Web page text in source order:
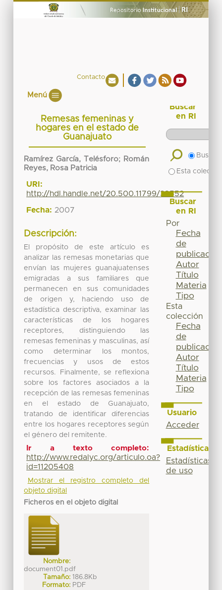
Contacto
Menú
Remesas femeninas y
hogares en el estado de
Guanajuato
Ramírez García, Telésforo; Román
Reyes, Rosa Patricia
URI:
http://hdl.handle.net/20.500.11799/38552
Fecha: 2007
Descripción:
El propósito de este artículo es
analizar las remesas monetarias que
envían las mujeres guanajuatenses
emigradas a sus familiares que
permanecen en sus comunidades
de origen y, haciendo uso de
estadística descriptiva, examinar las
características de los hogares
receptores, distinguiendo las
remesas femeninas y masculinas, así
como determinar los montos,
frecuencias y usos de estos
recursos. Finalmente, se reflexiona
sobre los factores asociados a la
recepción de las remesas femeninas
en el estado de Guanajuato,
tratando de identificar diferencias
entre los hogares receptores según
el género del remitente.
Ir a texto completo:
http://www.redalyc.org/articulo.oa?
id=11205408
Mostrar el registro completo del
objeto digital
Ficheros en el objeto digital
Nombre:
document01.pdf
Tamaño: 186.8Kb
Formato: PDF
Buscar
en RI
Buscar
Esta
Buscar
en RI
Por
Fecha
de
publicación
Autor
Título
Materia
Tipo
Esta
colección
Fecha
de
publicación
Autor
Título
Materia
Tipo
Usuario
Acceder
Estadísticas
Estadísticas
de uso